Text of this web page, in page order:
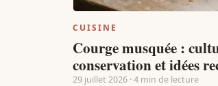
CUISINE
Courge musquée :
conservation et idées
29 juillet 2026 · 4 min de lecture